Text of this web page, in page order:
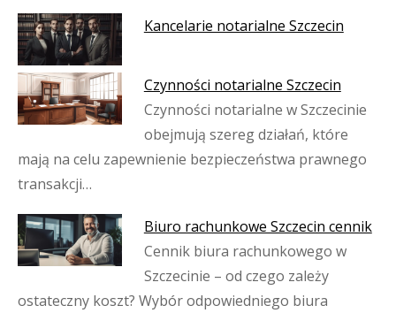
Kancelarie notarialne Szczecin
Czynności notarialne Szczecin
Czynności notarialne w Szczecinie
obejmują szereg działań, które
mają na celu zapewnienie bezpieczeństwa prawnego
transakcji…
Biuro rachunkowe Szczecin cennik
Cennik biura rachunkowego w
Szczecinie – od czego zależy
ostateczny koszt? Wybór odpowiedniego biura